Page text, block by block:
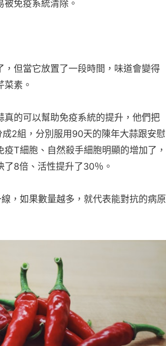
免疫系統清除。
但當它放置了一段時間，味道會變得
菜素。
的可以幫助免疫系統的提升，他們把
2組，分別服用90天的陳年大蒜跟安慰
T細胞、自然殺手細胞明顯的增加了，
8倍、活性提升了30％。
，如果數量越多，就代表能對抗的病原